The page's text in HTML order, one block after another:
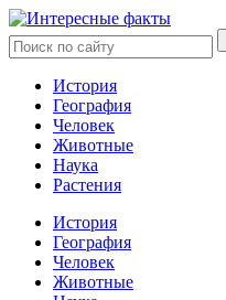
История
География
Человек
Животные
Наука
Растения
История
География
Человек
Животные